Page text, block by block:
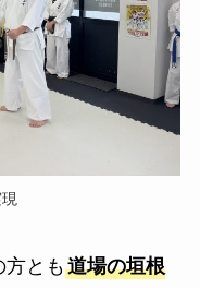
方とも道場の垣根